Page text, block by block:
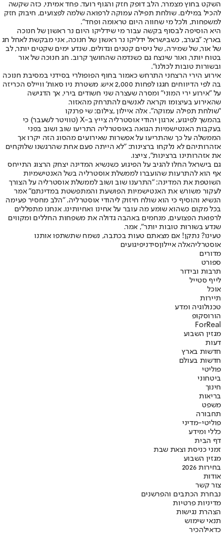
השקט בחוץ מצמרר, הלב דופק חזק והגוף רועד. פחד אמיתי, כזה שקשה
להכיל במילים. שולחת תפילה עמוקה לרפואה שלמה לפצועים, חיבוק חזק
למשפחות, ולכל מי שחווה היום טראומה ופחד".
היא הוסיפה לבסוף בקשה עבור מי שידליקו היום נר ראשון של חנוכה
בארץ: "בערב, כשבישראל ידליקו נר ראשון של חנוכה, אני מבקשת לאחל חג
של אור, של שמירה, של ניסים קטנים וגדולים. שנדע ימים שקטים יותר, לב
בטוח יותר, ואור שינצח גם כשנדמה שהחושך קרוב. חג חנוכה של אור
ובשורות טובות לכולנו".
אירוע הירי הרצחני התרחש כאמור בחוף הפופולרי בסידני במסיבת חנוכה
בה לפי הדיווחים חגגו לפחות 2,000 איש. משטרת ניו סאות’ וויילס הכריזה
על "אירוע ירי המוני" ומסרה שעצרה שני חשודים בירי, אך הדגישה
שהאירוע בעיצומו וקראה לאנשים להתרחק מהאזור.
"שולחת תפילה עמוקה". אלה איילון ,צילום: שי פרנקו
בהמשך לפיגוע, ארגון יהודי אוסטרליה צייץ ב-X (טוויטר לשעבר) כי
בעקבות האנטישמיות הגואה באוסטרליה התריעו שוב ושוב בפני
הממשלה על כך שהתריעו על אפשרות שאירועים מהסוג הזה יקרו אך
אזהרותיהם לא נלקחו ברצינות: "לא הייתה פעם אחת שהרגשנו שלוקחים
את אזהרותינו ברצינות", צייצו.
גם בישראל החלו להגיב על הפיגוע כשנשיא המדינה יצחק הרצוג התייחס
אף הוא להתרעות שהועברו לממשלת אוסטרליה בשל האנטישמיות
השוטפת את המדינה: "התרענו שוב ושוב לממשלת אוסטרליה על הצורך
לעקור משורש את האנטישמיות הפושעת והמתפשטת במדינתם" אמר
הנשיא והוסיף כי הוא שולח חיזוק ליהודי אוסטרליה. "הלב מחסיר פעימה
בכל מקום כשהוא שומע מה עובר על אחינו ואחיותינו. אנחנו מתפללים
לרפואת הפצועים, מנחמים באהבה גדולה את משפחות החללים ומקווים
שנדע בשורות טובות יותר", אמר.
טעינו? נתקן! אם מצאתם טעות בכתבה, נשמח שתשתפו אותנו
אוסטרליהאלה איילוןסידניפיגועים
מדורים
ספורט
תרבות ובידור
לייף סטייל
אוכל
תיירות
טכנולוגיה ומדע
הורוסקופ
ForReal
מגזין השבוע
דעות
חדשות בארץ
חדשות בעולם
פוליטי
ביטחוני
חינוך
בריאות
משפט
תחבורה
פוליטי-מדיני
כללי ומידע
דף הבית
זמני כניסת וצאת שבת
מגזין השבוע
בחירות 2026
אודות
צור קשר
נבחרת הכתבים והפרשנים
מדיניות פרטיות
הצהרת נגישות
תנאי שימוש
כדאילהכיר